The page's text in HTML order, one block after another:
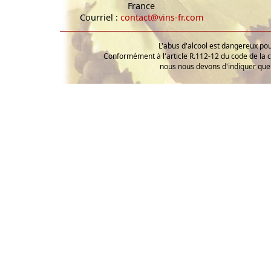
France
Courriel : contact@vins-fr.com
L'abus d'alcool est dangereux
Conformément à l'article R.112-12 du code de la
nous nous devons d'indiquer